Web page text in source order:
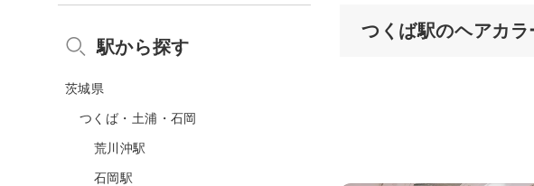
つくば駅のヘアカ
駅から探す
茨城県
つくば・土浦・石岡
荒川沖駅
石岡駅